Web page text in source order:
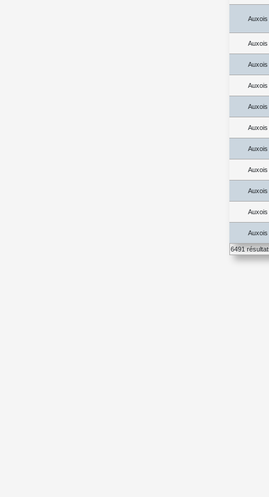
Auxois
Auxois
Auxois
Auxois
Auxois
Auxois
Auxois
Auxois
Auxois
Auxois
Auxois
6491